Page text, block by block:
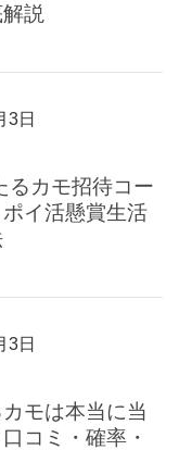
説
3日
るカモ招待コー
イ活懸賞生活
3日
カモは本当に当
コミ・確率・